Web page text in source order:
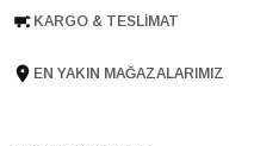
Taban Yüksekliği 2.5 cm
KARGO & TESLIMAT
EN YAKIN MAĞAZALARIMIZ